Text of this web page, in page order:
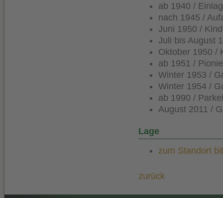
ab 1940 /
nach 1945 /
Juni 1950 /
Juli bis August
Oktober 1950 /
ab 1951 /
Winter 1953 /
Winter 1954 /
ab 1990 /
August 2011 /
Lage
zum Standort
zurück